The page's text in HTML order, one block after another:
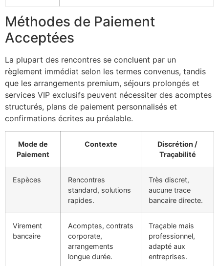
Méthodes de Paiement
Acceptées
La plupart des rencontres se concluent par un
règlement immédiat selon les termes convenus, tandis
que les arrangements premium, séjours prolongés et
services VIP exclusifs peuvent nécessiter des acomptes
structurés, plans de paiement personnalisés et
confirmations écrites au préalable.
Mode de
Paiement
Contexte
Discrétion /
Traçabilité
Espèces
Rencontres
standard, solutions
rapides.
Très discret,
aucune trace
bancaire directe.
Virement
bancaire
Acomptes, contrats
corporate,
arrangements
longue durée.
Traçable mais
professionnel,
adapté aux
entreprises.